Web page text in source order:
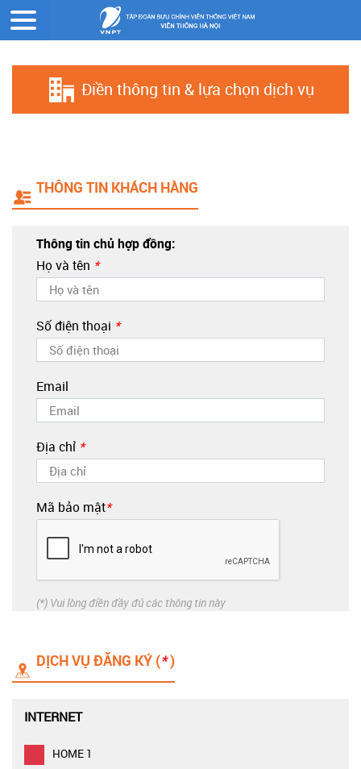
Trang chủ Đăng ký online
Điền thông tin & lựa chọn dịch vụ
THÔNG TIN KHÁCH HÀNG
Thông tin chủ hợp đồng:
Họ và tên *
Số điện thoại *
Email
Địa chỉ *
Mã bảo mật*
(*) Vui lòng điền đầy đủ các thông tin này
DỊCH VỤ ĐĂNG KÝ (*)
INTERNET
HOME 1